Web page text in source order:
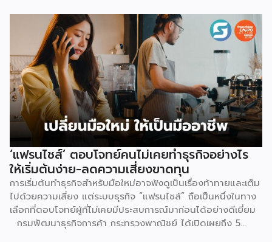
เช่น ร้านที่เป็นแบรนด์ขนาดใหญ่ จะมีเรตสูงสุด 19.26% ในหมวด
แฟชั่น และ FMCG, ร้าน Non-Mall ทั่วไป สูงสุด 17.12% เป็นต้น
โดยตัวเลขเหล่านี้รวม VAT 7% แล้ว และยังไม่นับค่าธรรมเนียม
อื่นที่เก็บซ้อนอยู่ เช่น ค่าธรรมเนียมการชำระเงิน (เริ่มต้น 3.21%)
และค่าธรรมเนียมโครงสร้างพื้นฐาน 1.07 บาทต่อออร์เดอร์
(สำหรับร้านที่มียอดขายเกิน 100 ออร์เดอร์ต่อเดือน) ลอง
คำนวณดู หากเป็นร้าน Non-Mall ขายเสื้อยืดตัวละ 100 บาท ค่า
ส่ง 25 บาท เมื่อหักค่าธรรมเนียมการขาย […]
‘แฟรนไชส์’ ตอบโจทย์คนไม่เคยทำธุรกิจอย่างไร
ให้เริ่มต้นง่าย-ลดความเสี่ยงขาดทุน
การเริ่มต้นทำธุรกิจสำหรับมือใหม่อาจฟังดูเป็นเรื่องท้าทายและเต็ม
ไปด้วยความเสี่ยง แต่ระบบธุรกิจ “แฟรนไชส์” ถือเป็นหนึ่งในทาง
เลือกที่ตอบโจทย์ผู้ที่ไม่เคยมีประสบการณ์มาก่อนได้อย่างดีเยี่ยม
กรมพัฒนาธุรกิจการค้า กระทรวงพาณิชย์ ได้เปิดเผยถึง 5